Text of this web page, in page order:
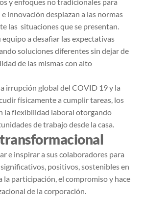
innovación desplazan a las normas
las situaciones que se presentan.
equipo a desafiar las expectativas
soluciones diferentes sin dejar de
de las mismas con alto
irrupción global del COVID 19 y la
físicamente a cumplir tareas, los
la flexibilidad laboral otorgando
de trabajo desde la casa.
e inspirar a sus colaboradores para
positivos, sostenibles en
la participación, el compromiso y hace
de la corporación.